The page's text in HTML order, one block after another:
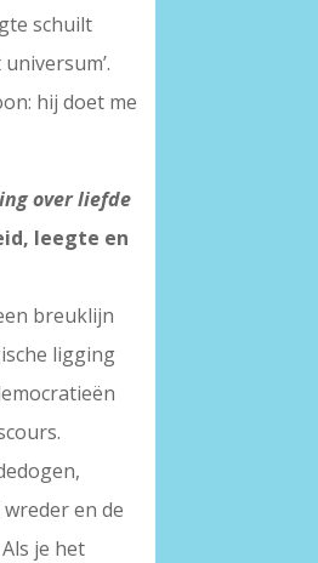
schuilt
hij doet me
over liefde
leegte en
breuklijn
ligging
en de
je het